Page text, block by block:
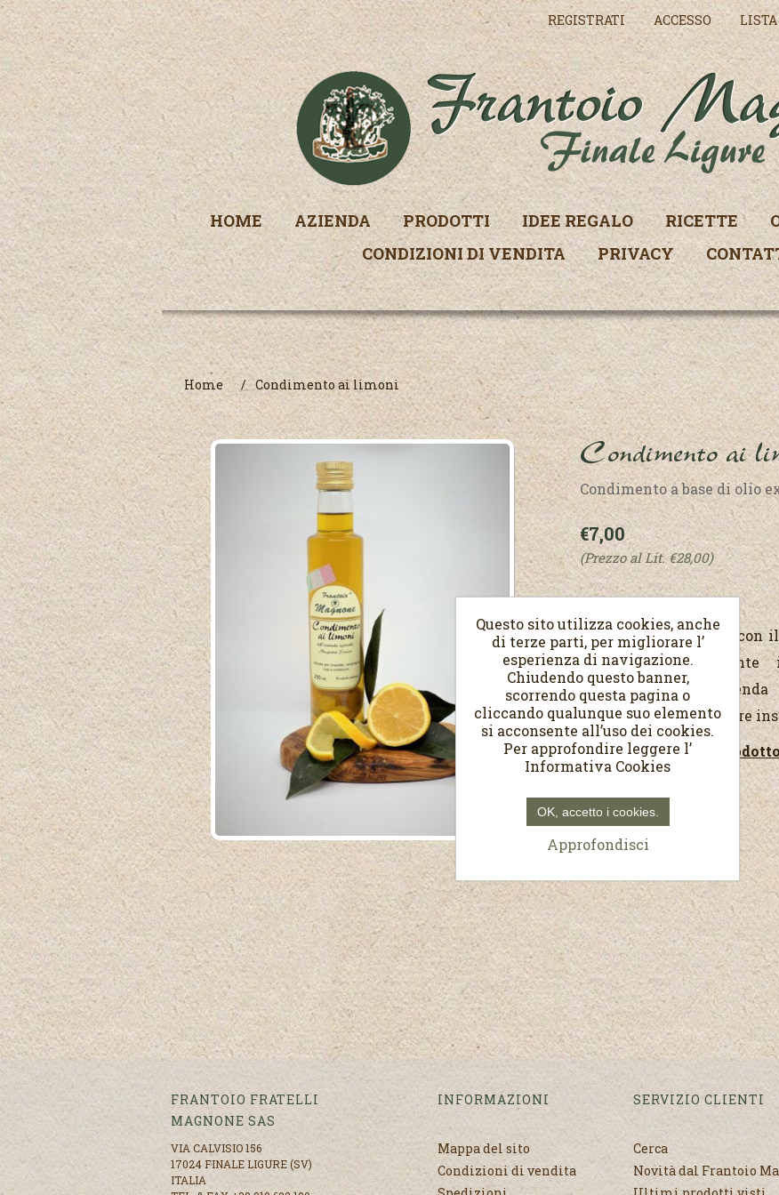
REGISTRATI ACCESSO
HOME AZIENDA PRODOTTI IDEE REGALO RICETTE
CONDIZIONI DI VENDITA
PRIVACY
Home / Condimento ai limoni
Condimento ai
Condimento a base di olio
€7,00
(Prezzo al Lit. €28,00)
Condimento prodotto con
aromatizzato
provenienti
consigliamo per condire
Visualizza scheda
FRANTOIO FRATELLI
MAGNONE SAS
VIA CALVISIO 156
17024 FINALE LIGURE (SV)
ITALIA
INFORMAZIONI
Mappa del sito
Condizioni di vendita
SERVIZIO CLIENTI
Cerca
Novità dal Frantoio
Questo sito utilizza cookies, anche
di terze parti, per migliorare l’
esperienza di navigazione.
Chiudendo questo banner,
scorrendo questa pagina o
cliccando qualunque suo elemento
si acconsente all’uso dei cookies.
Per approfondire leggere l’
Informativa Cookies
OK, accetto i cookies.
Approfondisci